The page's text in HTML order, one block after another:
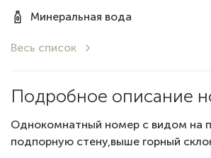
Минеральная вода
Весь список
Подробное описание
Однокомнатный номер с видом на
подпорную стену,выше горный